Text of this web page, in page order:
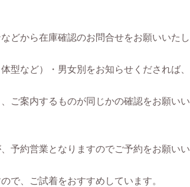
どから在庫確認のお問合せをお願いいたし
型など）・男女別をお知らせくだされば、
ご案内するものが同じかの確認をお願いい
予約営業となりますのでご予約をお願いい
で、ご試着をおすすめしています。